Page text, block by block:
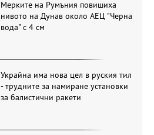
Мерките на Румъния повишиха
нивото на Дунав около АЕЦ "Черна
вода" с 4 см
Украйна има нова цел в руския тил
- трудните за намиране установки
за балистични ракети